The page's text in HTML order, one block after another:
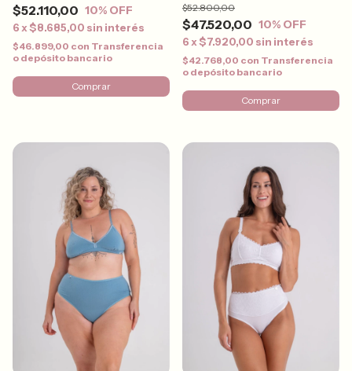
$52.110,00 10% OFF
6 x$8.685,00 sin interés
$46.899,00 con Transferencia
o depósito bancario
Comprar
$47.520,00
$52.800,00
10% OFF
6 x$7.920,00 sin interés
$42.768,00 con Transferencia
o depósito bancario
Comprar